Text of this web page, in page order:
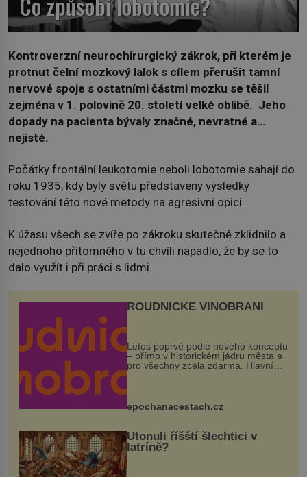
Kontroverzní neurochirurgický zákrok, při kterém je
protnut čelní mozkový lalok s cílem přerušit tamní
nervové spoje s ostatními částmi mozku se těšil
zejména v 1. polovině 20. století velké oblibě. Jeho
dopady na pacienta bývaly značné, nevratné a…
nejisté.
Počátky frontální leukotomie neboli lobotomie sahají do
roku 1935, kdy byly světu představeny výsledky
testování této nové metody na agresivní opici.
K úžasu všech se zvíře po zákroku skutečně zklidnilo a
nejednoho přítomného v tu chvíli napadlo, že by se to
dalo využít i při práci s lidmi.
ROUDNICKÉ VINOBRANÍ
Letos poprvé podle nového konceptu
– přímo v historickém jádru města a
pro všechny zcela zdarma. Hlavní
program se odehraje na Karlově a
mohou těšit na víno, burčák, pes...
epochanacestach.cz
Utonuli říšští šlechtici v
latríně?